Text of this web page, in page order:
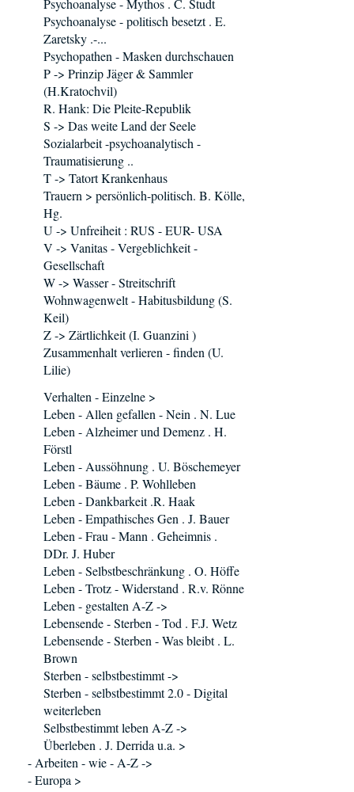
Psychoanalyse - Mythos . C. Studt
Psychoanalyse - politisch besetzt . E.
Zaretsky .-...
Psychopathen - Masken durchschauen
P -> Prinzip Jäger & Sammler
(H.Kratochvil)
R. Hank: Die Pleite-Republik
S -> Das weite Land der Seele
Sozialarbeit -psychoanalytisch -
Traumatisierung ..
T -> Tatort Krankenhaus
Trauern > persönlich-politisch. B. Kölle,
Hg.
U -> Unfreiheit : RUS - EUR- USA
V -> Vanitas - Vergeblichkeit -
Gesellschaft
W -> Wasser - Streitschrift
Wohnwagenwelt - Habitusbildung (S.
Keil)
Z -> Zärtlichkeit (I. Guanzini )
Zusammenhalt verlieren - finden (U.
Lilie)
Verhalten - Einzelne >
Leben - Allen gefallen - Nein . N. Lue
Leben - Alzheimer und Demenz . H.
Förstl
Leben - Aussöhnung . U. Böschemeyer
Leben - Bäume . P. Wohlleben
Leben - Dankbarkeit .R. Haak
Leben - Empathisches Gen . J. Bauer
Leben - Frau - Mann . Geheimnis .
DDr. J. Huber
Leben - Selbstbeschränkung . O. Höffe
Leben - Trotz - Widerstand . R.v. Rönne
Leben - gestalten A-Z ->
Lebensende - Sterben - Tod . F.J. Wetz
Lebensende - Sterben - Was bleibt . L.
Brown
Sterben - selbstbestimmt ->
Sterben - selbstbestimmt 2.0 - Digital
weiterleben
Selbstbestimmt leben A-Z ->
Überleben . J. Derrida u.a. >
- Arbeiten - wie - A-Z ->
- Europa >